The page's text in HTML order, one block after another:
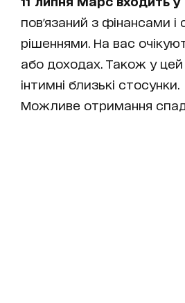
пов'язаний з фінансами і
рішеннями. На вас
або доходах. Також у
інтимні близькі стосунки.
Можливе отримання